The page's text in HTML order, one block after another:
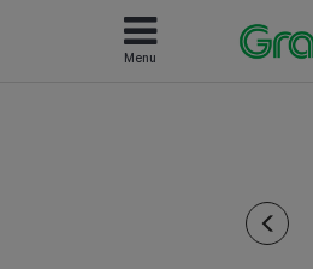
Menu